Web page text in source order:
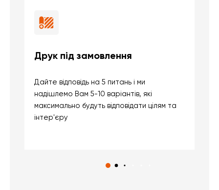
Друк під замовлення
Дайте відповідь на 5 питань і ми
надішлемо Вам 5-10 варіантів, які
максимально будуть відповідати цілям та
інтер'єру